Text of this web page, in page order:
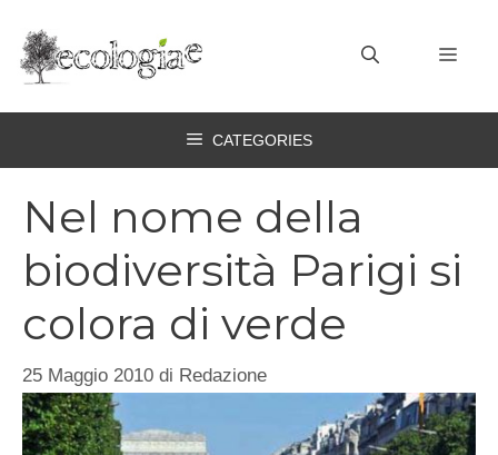
contenuto
CATEGORIES
Nel nome della
biodiversità Parigi si
colora di verde
25 Maggio 2010 di Redazione